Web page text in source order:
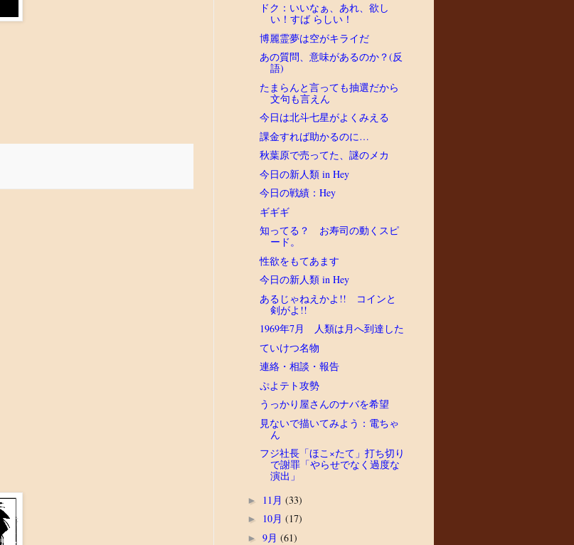
ドク：いいなぁ、あれ、欲し
い！すば らしい！
博麗霊夢は空がキライだ
あの質問、意味があるのか？(反
語)
たまらんと言っても抽選だから
文句も言えん
今日は北斗七星がよくみえる
課金すれば助かるのに…
秋葉原で売ってた、謎のメカ
今日の新人類 in Hey
今日の戦績：Hey
ギギギ
知ってる？ お寿司の動くスピ
ード。
性欲をもてあます
今日の新人類 in Hey
あるじゃねえかよ!! コインと
剣がよ!!
1969年7月 人類は月へ到達した
ていけつ名物
連絡・相談・報告
ぷよテト攻勢
うっかり屋さんのナバを希望
見ないで描いてみよう：電ちゃ
ん
フジ社長「ほこ×たて」打ち切り
で謝罪「やらせでなく過度な
演出」
► 11月 (33)
► 10月 (17)
► 9月 (61)